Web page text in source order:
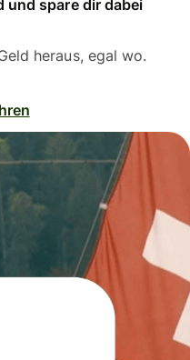
und spare dir dabei
heraus, egal wo.